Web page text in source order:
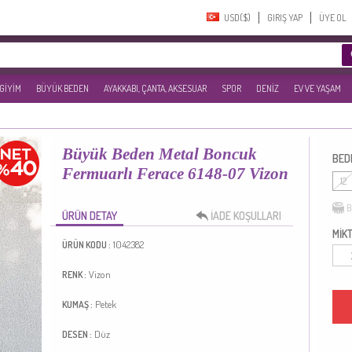
USD($)‎ GIRIŞ YAP ÜYE OL
BÜYÜK BEDEN AYAKKABI, ÇANTA, AKSESUAR SPOR DENİZ EV VE YAŞAM
Büyük Beden Metal Boncuk
Fermuarlı Ferace 6148-07 Vizon
ÜRÜN DETAY İADE KOŞULLARI
ÜRÜN KODU : 1042382
RENK : Vizon
KUMAŞ : Petek
DESEN : Düz
12